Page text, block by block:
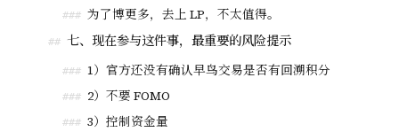
### 为了博更多，去上 LP，不太值得。
## 七、现在参与这件事，最重要的风险提示
### 1）官方还没有确认早鸟交易是否有回溯积分
### 2）不要 FOMO
### 3）控制资金量